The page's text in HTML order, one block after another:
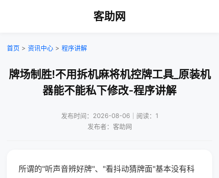
客助网
首页 > 资讯中心 > 程序讲解
牌场制胜!不用拆机麻将机控牌工具_原装机
器能不能私下修改-程序讲解
发布时间：2026-08-06｜阅读：1
发布者：客助网
所谓的"听声音辨好牌"、"看抖动猜牌面"基本没有科